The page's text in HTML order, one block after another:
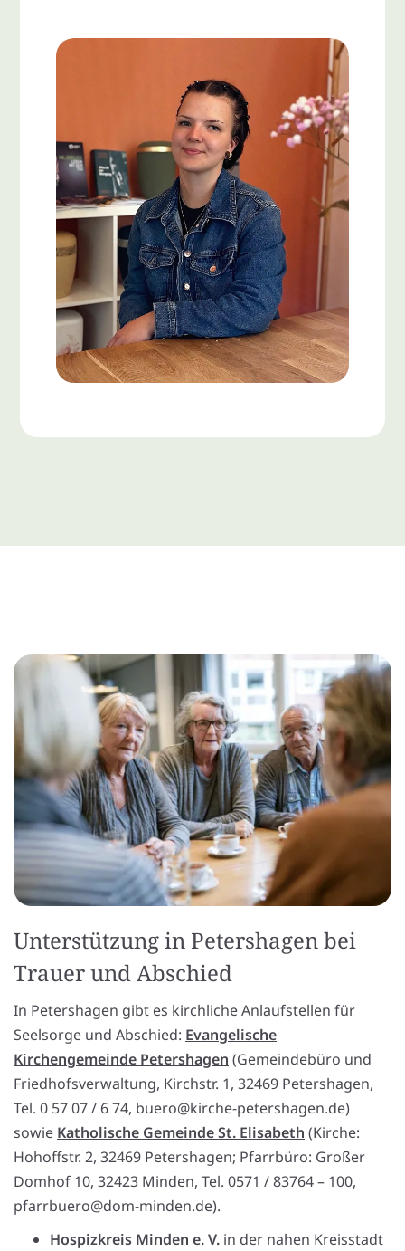
Unterstützung in Petershagen bei
Trauer und Abschied
In Petershagen gibt es kirchliche Anlaufstellen für
Seelsorge und Abschied: Evangelische
Kirchengemeinde Petershagen (Gemeindebüro und
Friedhofsverwaltung, Kirchstr. 1, 32469 Petershagen,
Tel. 0 57 07 / 6 74, buero@kirche-petershagen.de)
sowie Katholische Gemeinde St. Elisabeth (Kirche:
Hohoffstr. 2, 32469 Petershagen; Pfarrbüro: Großer
Domhof 10, 32423 Minden, Tel. 0571 / 83764 – 100,
pfarrbuero@dom-minden.de).
Hospizkreis Minden e. V. in der nahen Kreisstadt